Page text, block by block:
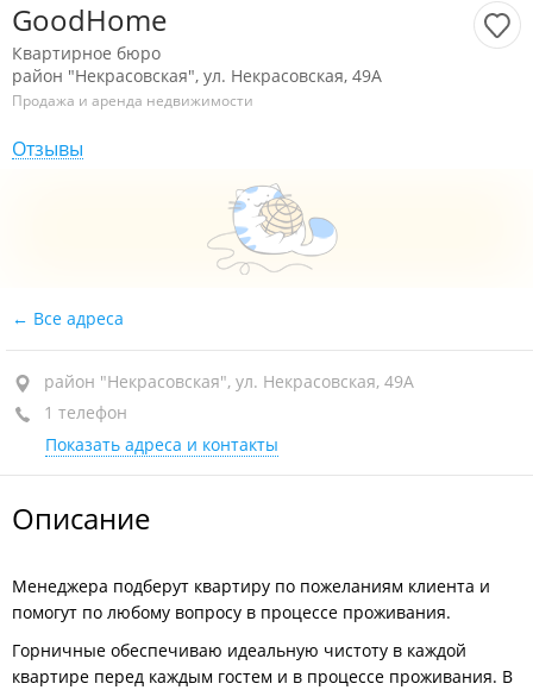
GoodHome
Квартирное бюро
район "Некрасовская", ул. Некрасовская, 49А
Продажа и аренда недвижимости
Отзывы
Все адреса
район "Некрасовская", ул. Некрасовская, 49А
1 телефон
Показать адреса и контакты
Описание
Менеджера подберут квартиру по пожеланиям клиента и
помогут по любому вопросу в процессе проживания.
Горничные обеспечиваю идеальную чистоту в каждой
квартире перед каждым гостем и в процессе проживания. В